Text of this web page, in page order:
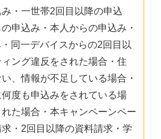
・一世帯2回目以降の申込
申込み・本人からの申込み・
同一デバイスからの2回目以
ング違反をされた場合・住
、情報が不足している場合・
度も申込みをされている場
た場合・本キャンペーンペー
・2回目以降の資料請求・学